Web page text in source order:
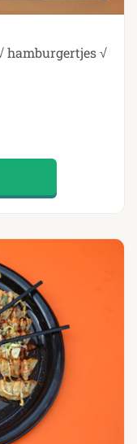
hamburgertjes √